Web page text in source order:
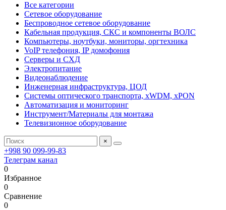
Все категории
Сетевое оборудование
Беспроводное сетевое оборудование
Кабельная продукция, СКС и компоненты ВОЛС
Компьютеры, ноутбуки, мониторы, оргтехника
VoIP телефония, IP домофония
Серверы и СХД
Электропитание
Видеонаблюдение
Инженерная инфраструктура, ЦОД
Системы оптического транспорта, xWDM, xPON
Автоматизация и мониторинг
Инструмент/Материалы для монтажа
Телевизионное оборудование
×
+998 90 099-99-83
Телеграм канал
0
Избранное
0
Сравнение
0